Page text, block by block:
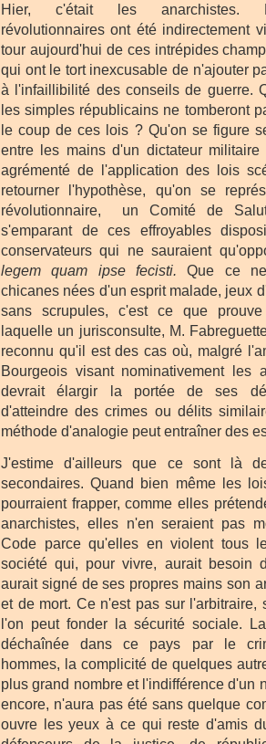
Hier, c'était les anarchistes.
révolutionnaires ont été indirectement
tour aujourd'hui de ces intrépides
qui ont le tort inexcusable de n'ajouter
à l'infaillibilité des conseils de guerre.
les simples républicains ne tomberont
le coup de ces lois ? Qu'on se figure
entre les mains d'un dictateur
agrémenté de l'application des lois
retourner l'hypothèse, qu'on se
révolutionnaire, un Comité de
s'emparant de ces effroyables
conservateurs qui ne sauraient
legem quam ipse fecisti. Que ce
chicanes nées d'un esprit malade, jeux
sans scrupules, c'est ce que
laquelle un jurisconsulte, M.
reconnu qu'il est des cas où, malgré
Bourgeois visant nominativement les
devrait élargir la portée de ses
d'atteindre des crimes ou délits
méthode d'analogie peut entraîner des
J'estime d'ailleurs que ce sont là
secondaires. Quand bien même les
pourraient frapper, comme elles
anarchistes, elles n'en seraient pas
Code parce qu'elles en violent tous
société qui, pour vivre, aurait besoin
aurait signé de ses propres mains son
et de mort. Ce n'est pas sur l'arbitraire,
l'on peut fonder la sécurité sociale.
déchaînée dans ce pays par le
hommes, la complicité de quelques
plus grand nombre et l'indifférence d'un
encore, n'aura pas été sans quelque
ouvre les yeux à ce qui reste d'amis